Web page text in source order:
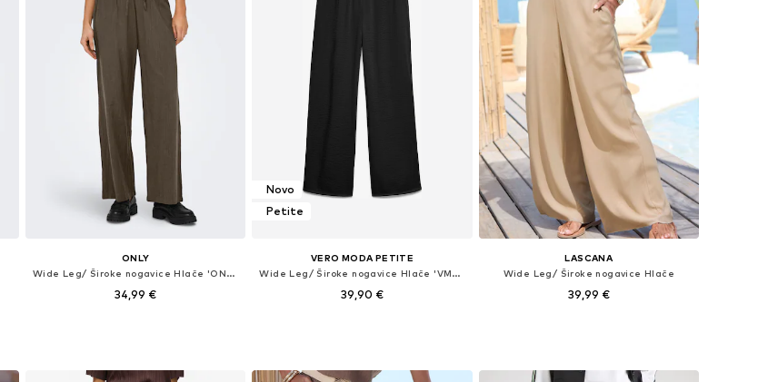
ONLY
Wide Leg/ Široke nogavice Hlače 'ONLTIZANA'
34,99 €
Novo
Petite
VERO MODA PETITE
Wide Leg/ Široke nogavice Hlače 'VMAMAYA'
39,90 €
LASCANA
Wide Leg/ Široke nogavice Hlače
39,99 €